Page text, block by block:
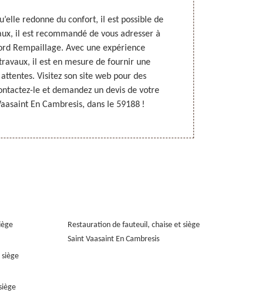
redonne du confort, il est possible de
il est recommandé de vous adresser à
Rempaillage. Avec une expérience
il est en mesure de fournir une
Visitez son site web pour des
le et demandez un devis de votre
En Cambresis, dans le 59188 !
Restauration de fauteuil, chaise et siège
Saint Vaasaint En Cambresis